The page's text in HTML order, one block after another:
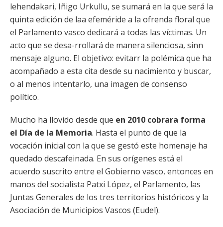
lehendakari, Iñigo Urkullu, se sumará en la que será la
quinta edición de laa efeméride a la ofrenda floral que
el Parlamento vasco dedicará a todas las víctimas. Un
acto que se desa-rrollará de manera silenciosa, sinn
mensaje alguno. El objetivo: evitarr la polémica que ha
acompañado a esta cita desde su nacimiento y buscar,
o al menos intentarlo, una imagen de consenso
político.
Mucho ha llovido desde que en 2010 cobrara forma
el Día de la Memoria. Hasta el punto de que la
vocación inicial con la que se gestó este homenaje ha
quedado descafeinada. En sus orígenes está el
acuerdo suscrito entre el Gobierno vasco, entonces en
manos del socialista Patxi López, el Parlamento, las
Juntas Generales de los tres territorios históricos y la
Asociación de Municipios Vascos (Eudel).